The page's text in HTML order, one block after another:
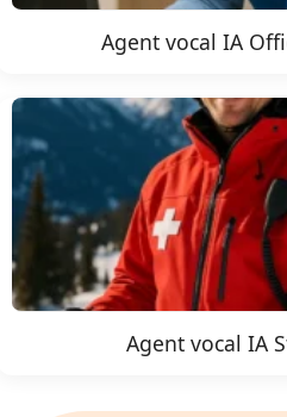
Agent vocal IA
Agent vocal IA